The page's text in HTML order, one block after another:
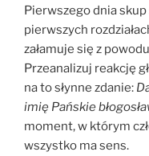
Pierwszego dnia
pierwszych
załamuje się z
Przeanalizuj reakcję
na to słynne zdanie:
imię Pańskie
moment, w którym
wszystko ma sens.